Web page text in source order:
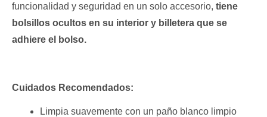
funcionalidad y seguridad en un solo accesorio, tiene
bolsillos ocultos en su interior y billetera que se
adhiere el bolso.
Cuidados Recomendados:
Limpia suavemente con un paño blanco limpio